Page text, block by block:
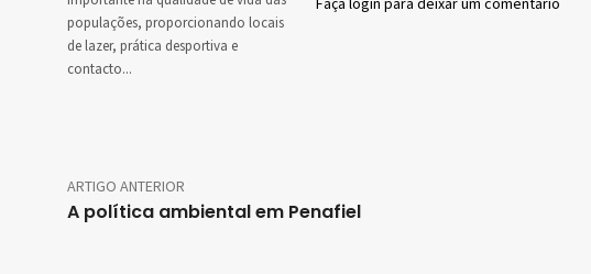
populações, proporcionando locais
de lazer, prática desportiva e
contacto...
ARTIGO ANTERIOR
A política ambiental em Penafiel